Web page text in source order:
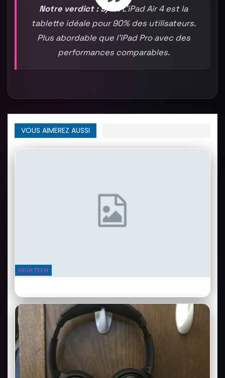
Notre verdict : 9/10.L’iPad Air 4 est la
tablette idéale pour 90% des utilisateurs.
Plus abordable que l’iPad Pro avec des
performances comparables.
VOUS AIMEREZ AUSSI
HIGH TECH